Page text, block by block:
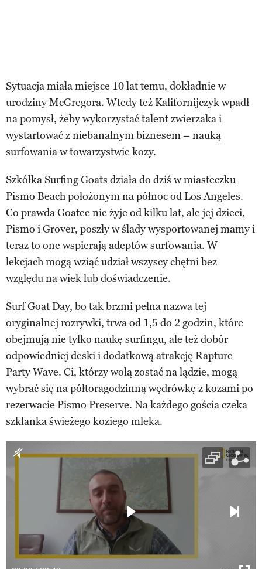
Sytuacja miała miejsce 10 lat temu, dokładnie w
urodziny McGregora. Wtedy też Kalifornijczyk wpadł
na pomysł, żeby wykorzystać talent zwierzaka i
wystartować z niebanalnym biznesem – nauką
surfowania w towarzystwie kozy.
Szkółka Surfing Goats działa do dziś w miasteczku
Pismo Beach położonym na północ od Los Angeles.
Co prawda Goatee nie żyje od kilku lat, ale jej dzieci,
Pismo i Grover, poszły w ślady wysportowanej mamy i
teraz to one wspierają adeptów surfowania. W
lekcjach mogą wziąć udział wszyscy chętni bez
względu na wiek lub doświadczenie.
Surf Goat Day, bo tak brzmi pełna nazwa tej
oryginalnej rozrywki, trwa od 1,5 do 2 godzin, które
obejmują nie tylko naukę surfingu, ale też dobór
odpowiedniej deski i dodatkową atrakcję Rapture
Party Wave. Ci, którzy wolą zostać na lądzie, mogą
wybrać się na półtoragodzinną wędrówkę z kozami po
rezerwacie Pismo Preserve. Na każdego gościa czeka
szklanka świeżego koziego mleka.